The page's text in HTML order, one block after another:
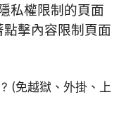
私權限制的頁面
擊內容限制頁面